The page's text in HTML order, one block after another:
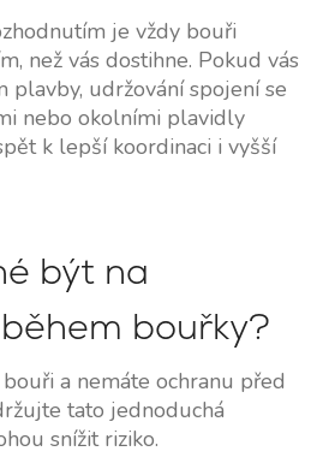
je vždy bouři
než vás dostihne. Pokud vás
plavby, udržování spojení se
nebo okolními plavidly
k lepší koordinaci i vyšší
být na
bouřky?
a nemáte ochranu před
tato jednoduchá
snížit riziko.